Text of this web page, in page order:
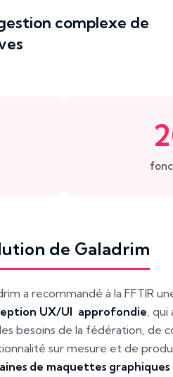
complexe de
de Galadrim
a recommandé à la FFTIR
UX/UI approfondie, qui
besoins de la fédération, de
sur mesure et de
de maquettes graphiques